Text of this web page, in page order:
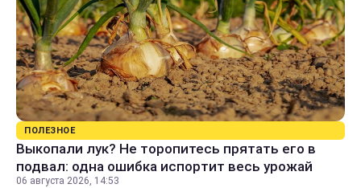
ПОЛЕЗНОЕ
Выкопали лук? Не торопитесь прятать его в
подвал: одна ошибка испортит весь урожай
06 августа 2026, 14:53